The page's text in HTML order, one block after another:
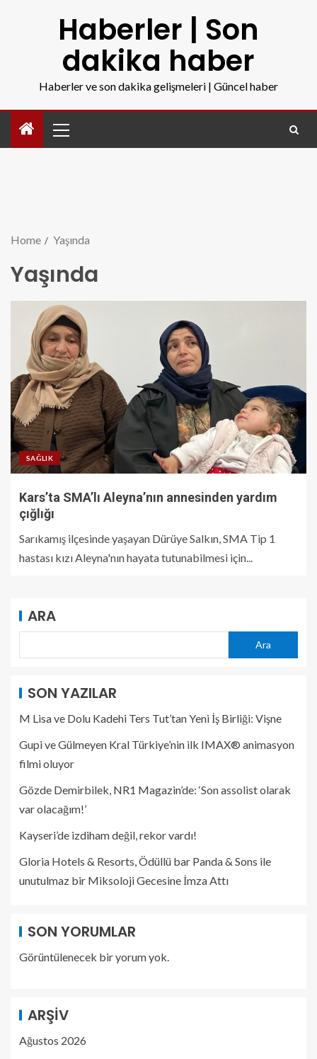
Haberler | Son
dakika haber
Haberler ve son dakika gelişmeleri | Güncel haber
Home Yaşında
Yaşında
SAĞLIK
Kars’ta SMA’lı Aleyna’nın annesinden yardım
çığlığı
Sarıkamış ilçesinde yaşayan Dürüye Salkın, SMA Tip 1
hastası kızı Aleyna'nın hayata tutunabilmesi için...
ARA
Ara
SON YAZILAR
M Lisa ve Dolu Kadehi Ters Tut’tan Yeni İş Birliği: Vişne
Gupi ve Gülmeyen Kral Türkiye’nin ilk IMAX® animasyon
filmi oluyor
Gözde Demirbilek, NR1 Magazin’de: ‘Son assolist olarak
var olacağım!’
Kayseri’de izdiham değil, rekor vardı!
Gloria Hotels & Resorts, Ödüllü bar Panda & Sons ile
unutulmaz bir Miksoloji Gecesine İmza Attı
SON YORUMLAR
Görüntülenecek bir yorum yok.
ARŞIV
Ağustos 2026